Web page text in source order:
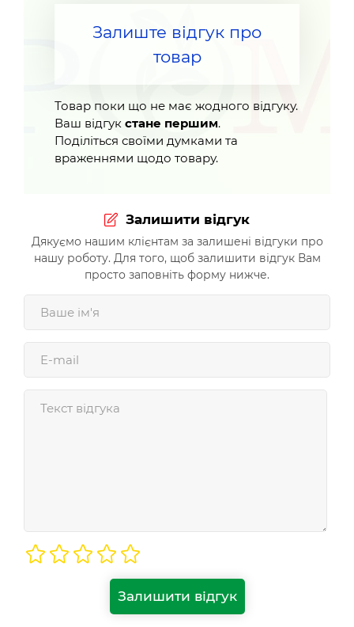
Залиште відгук про
товар
Товар поки що не має жодного відгуку.
Ваш відгук стане першим.
Поділіться своїми думками та
враженнями щодо товару.
Залишити відгук
Дякуємо нашим клієнтам за залишені відгуки про
нашу роботу. Для того, щоб залишити відгук Вам
просто заповніть форму нижче.
Залишити відгук